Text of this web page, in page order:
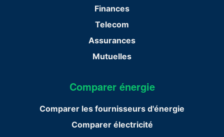
Finances
Telecom
Assurances
Mutuelles
Comparer énergie
Comparer les fournisseurs d'énergie
Comparer électricité